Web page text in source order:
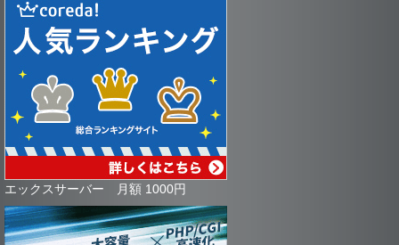
エックスサーバー 月額 1000円